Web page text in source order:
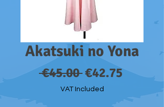
Akatsuki no Yona
€45.00 Regular
Price
€42.75Sale
VAT Included